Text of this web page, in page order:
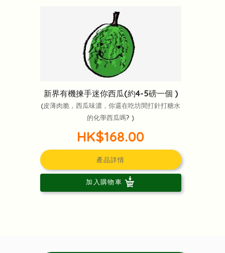
新界有機揀手迷你西瓜(約4-5磅一個 )
(皮薄肉脆，西瓜味濃，你還在吃坊間打針打糖水
的化學西瓜嗎? )
HK$168.00
產品詳情
加入購物車